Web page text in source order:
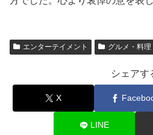
エンターテイメント グルメ・料理
シェアす
X
LINE